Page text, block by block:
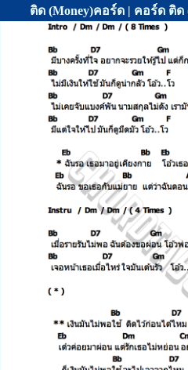
ติด (Money)คอร์ด | คอร์ด ติด